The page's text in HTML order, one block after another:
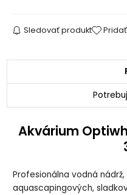
Sledovať produkt
Akvárium
Profesionálna vodná
aquascapingových,